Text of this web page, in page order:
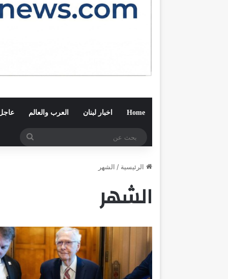
Home اخبار لبنان العرب والعالم
الرئيسية / الشهر
الشهر